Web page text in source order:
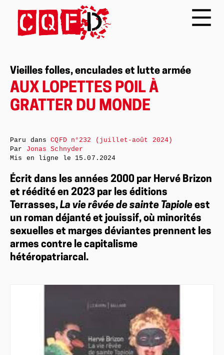
Vieilles folles, enculades et lutte armée
AUX LOPETTES POIL À
GRATTER DU MONDE
Écrit dans les années 2000 par Hervé Brizon
et réédité en 2023 par les éditions
Terrasses, La vie rêvée de sainte Tapiole est
un roman déjanté et jouissif, où minorités
sexuelles et marges déviantes prennent les
armes contre le capitalisme
hétéropatriarcal.
Paru dansCQFD n°232 (juillet-août 2024)
Par Jonas Schnyder
Mis en ligne le 15.07.2024